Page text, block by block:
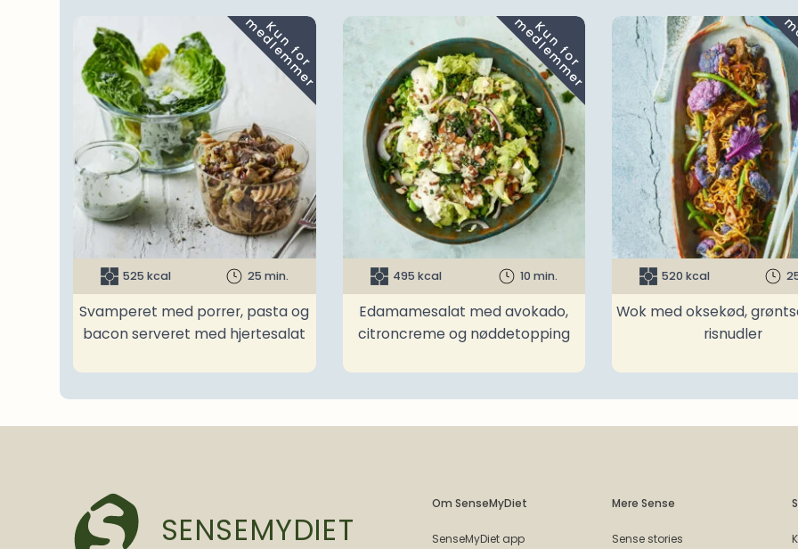
K
u
n
f
o
r
m
e
d
l
e
m
m
e
r
525 kcal 25 min.
Svamperet med porrer, pasta og
bacon serveret med hjertesalat
K
u
n
f
o
r
m
e
d
l
e
m
m
e
r
495 kcal 10 min.
Edamamesalat med avokado,
citroncreme og nøddetopping
520 kcal
Wok med oksekød,
risnudler
SENSEMYDIET
Om SenseMyDiet
SenseMyDiet app
Mere Sense
Sense stories